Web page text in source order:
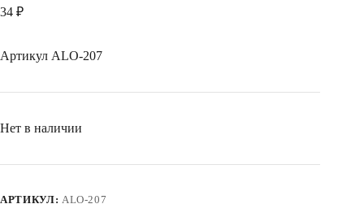
34 ₽
Артикул ALO-207
Нет в наличии
АРТИКУЛ: ALO-207